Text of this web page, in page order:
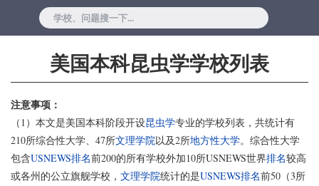
美国本科昆虫学学校列表
注意事项：
（1）本文是美国本科阶段开设昆虫学专业的学校列表，共统计有
210所综合性大学、47所文理学院以及2所地方性大学。综合性大学
包含USNEWS排名前200的所有学校外加10所USNEWS世界排名较高
或各州的公立旗舰学校， 文理学院统计的是USNEWS排名前50（3所